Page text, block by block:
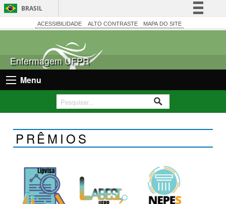
BRASIL
Simplifique!
Acesso à informação
Canais
ACESSIBILIDADE ALTO CONTRASTE MAPA DO SITE
Enfermagem UFPR
Menu
PRÊMIOS